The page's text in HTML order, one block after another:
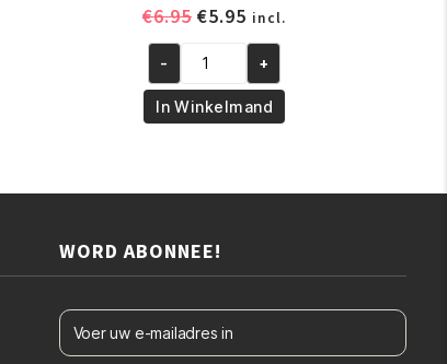
€6.95 Oorspronkelijke
was:
€6.95.
€5.95 Huidige
prijs
is:
€5.95.
incl.
African
Pride
Olive
ml
aantal
- +
In Winkelmand
WORD ABONNEE!